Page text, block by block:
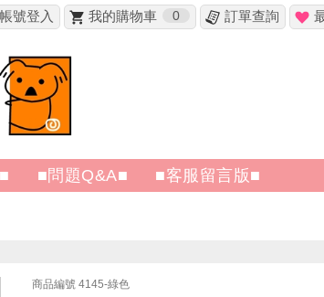
帳號登入 我的購物車 0 訂單查詢
■問題Q&A■ ■客服留言版■
商品編號 4145-綠色